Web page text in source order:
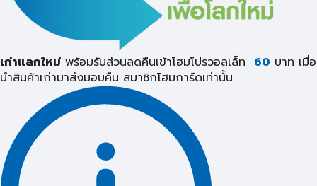
เก่าแลกใหม่ พร้อมรับส่วนลดคืนเข้าโฮมโปรวอลเล็ท 60 บาท เมื่อ
นำสินค้าเก่ามาส่งมอบคืน สมาชิกโฮมการ์ดเท่านั้น